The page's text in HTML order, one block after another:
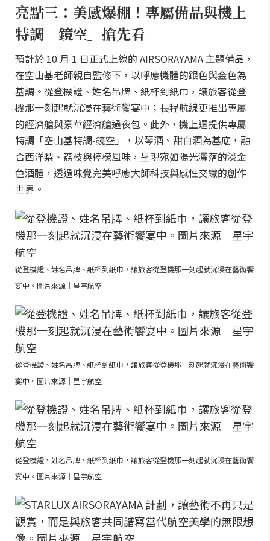
亮點三：美感爆棚！專屬備品與機上
特調「鏡空」搶先看
預計於 10 月 1 日正式上線的 AIRSORAYAMA 主題備品，
在空山基老師親自監修下，以呼應機體的銀色與金色為
基調。從登機證、姓名吊牌、紙杯到紙巾，讓旅客從登
機那一刻起就沉浸在藝術饗宴中；長程航線更推出專屬
的經濟艙與豪華經濟艙過夜包。此外，機上還提供專屬
特調「空山基特調-鏡空」，以琴酒、甜白酒為基底，融
合西洋梨、荔枝與檸檬風味，呈現宛如陽光灑落的淡金
色酒體，透過味覺完美呼應大師科技與感性交織的創作
世界。
從登機證、姓名吊牌、紙杯到紙巾，讓旅客從登機那一刻起就沉浸在藝術饗
宴中。圖片來源｜星宇航空
從登機證、姓名吊牌、紙杯到紙巾，讓旅客從登機那一刻起就沉浸在藝術饗
宴中。圖片來源｜星宇航空
從登機證、姓名吊牌、紙杯到紙巾，讓旅客從登機那一刻起就沉浸在藝術饗
宴中。圖片來源｜星宇航空